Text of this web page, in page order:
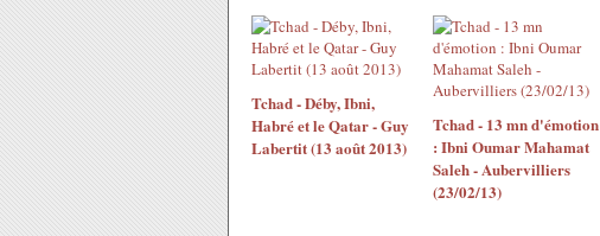
Tchad - Déby, Ibni,
Habré et le Qatar - Guy
Labertit (13 août 2013)
Tchad - 13 mn d'émotion
: Ibni Oumar Mahamat
Saleh - Aubervilliers
(23/02/13)